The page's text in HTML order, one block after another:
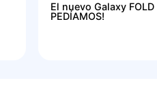
El nuevo Galaxy FOLD
PEDÍAMOS!